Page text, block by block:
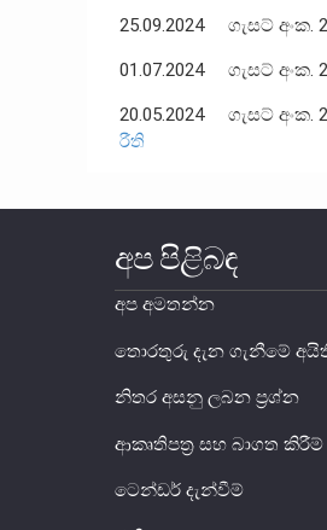
25.09.2024 ගැසට් අංක.
01.07.2024 ගැසට් අංක.
20.05.2024 ගැසට් අංක.
රීති
අප පිළිබඳ
අප අමතන්න
තොරතුරු දැන ගැනීමේ
නිතර අසනු ලබන ප්‍රශ්න
ආකෘතිපත්‍ර සහ බාගත කිරීම්
ටෙන්ඩර් දැන්වීම්